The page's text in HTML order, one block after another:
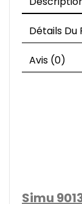
Détails Du
Avis (0)
Simu